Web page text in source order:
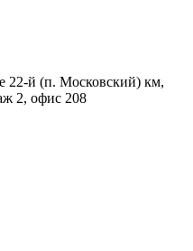
22-й (п. Московский) км,
2, офис 208